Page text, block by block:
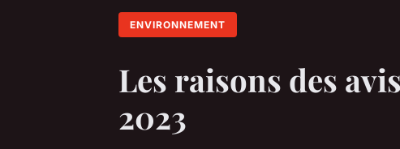
ENVIRONNEMENT
Les raisons des
2023